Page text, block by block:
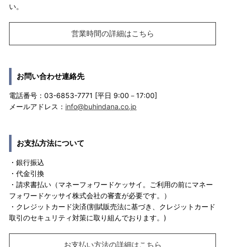
い。
営業時間の詳細はこちら
お問い合わせ連絡先
電話番号：03-6853-7771 [平日 9:00－17:00]
メールアドレス： info@buhindana.co.jp
お支払方法について
・銀行振込
・代金引換
・請求書払い（マネーフォワードケッサイ。ご利用の前にマネー
フォワードケッサイ株式会社の審査が必要です。）
・クレジットカード決済(割賦販売法に基づき、クレジットカード
取引のセキュリティ対策に取り組んでおります。)
お支払い方法の詳細はこちら